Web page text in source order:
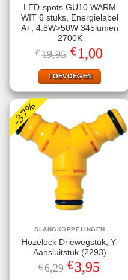
LED-spots GU10 WARM
WIT 6 stuks, Energielabel
A+, 4.8W>50W 345lumen
2700K
€19,95 Oorspronkelijke
prijs
was:
€19,95.
€1,00Huidige
prijs
TOEVOEGEN
-37%
SLANGKOPPELINGEN
Hozelock Driewegstuk, Y-
Aansluitstuk (2293)
€6,29 Oorspronkelijke
prijs
€3,95